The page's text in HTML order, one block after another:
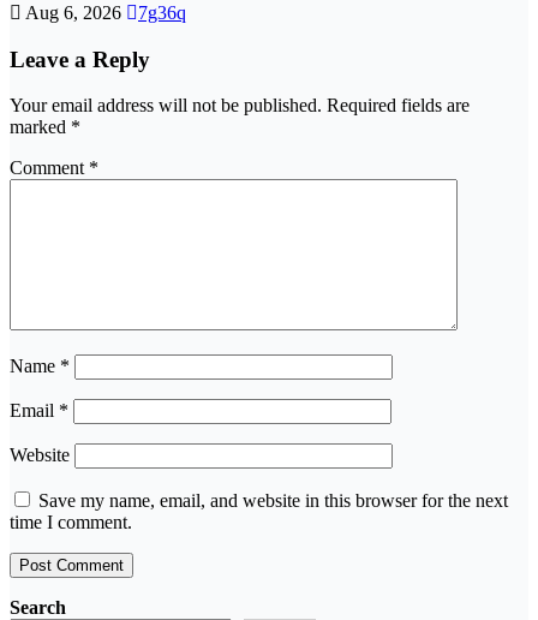
Aug 6, 2026 7g36q
Leave a Reply
Your email address will not be published. Required fields are
marked *
Comment *
Name *
Email *
Website
Save my name, email, and website in this browser for the next
time I comment.
Search